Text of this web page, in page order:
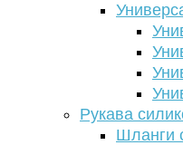
Рукава
Шланги